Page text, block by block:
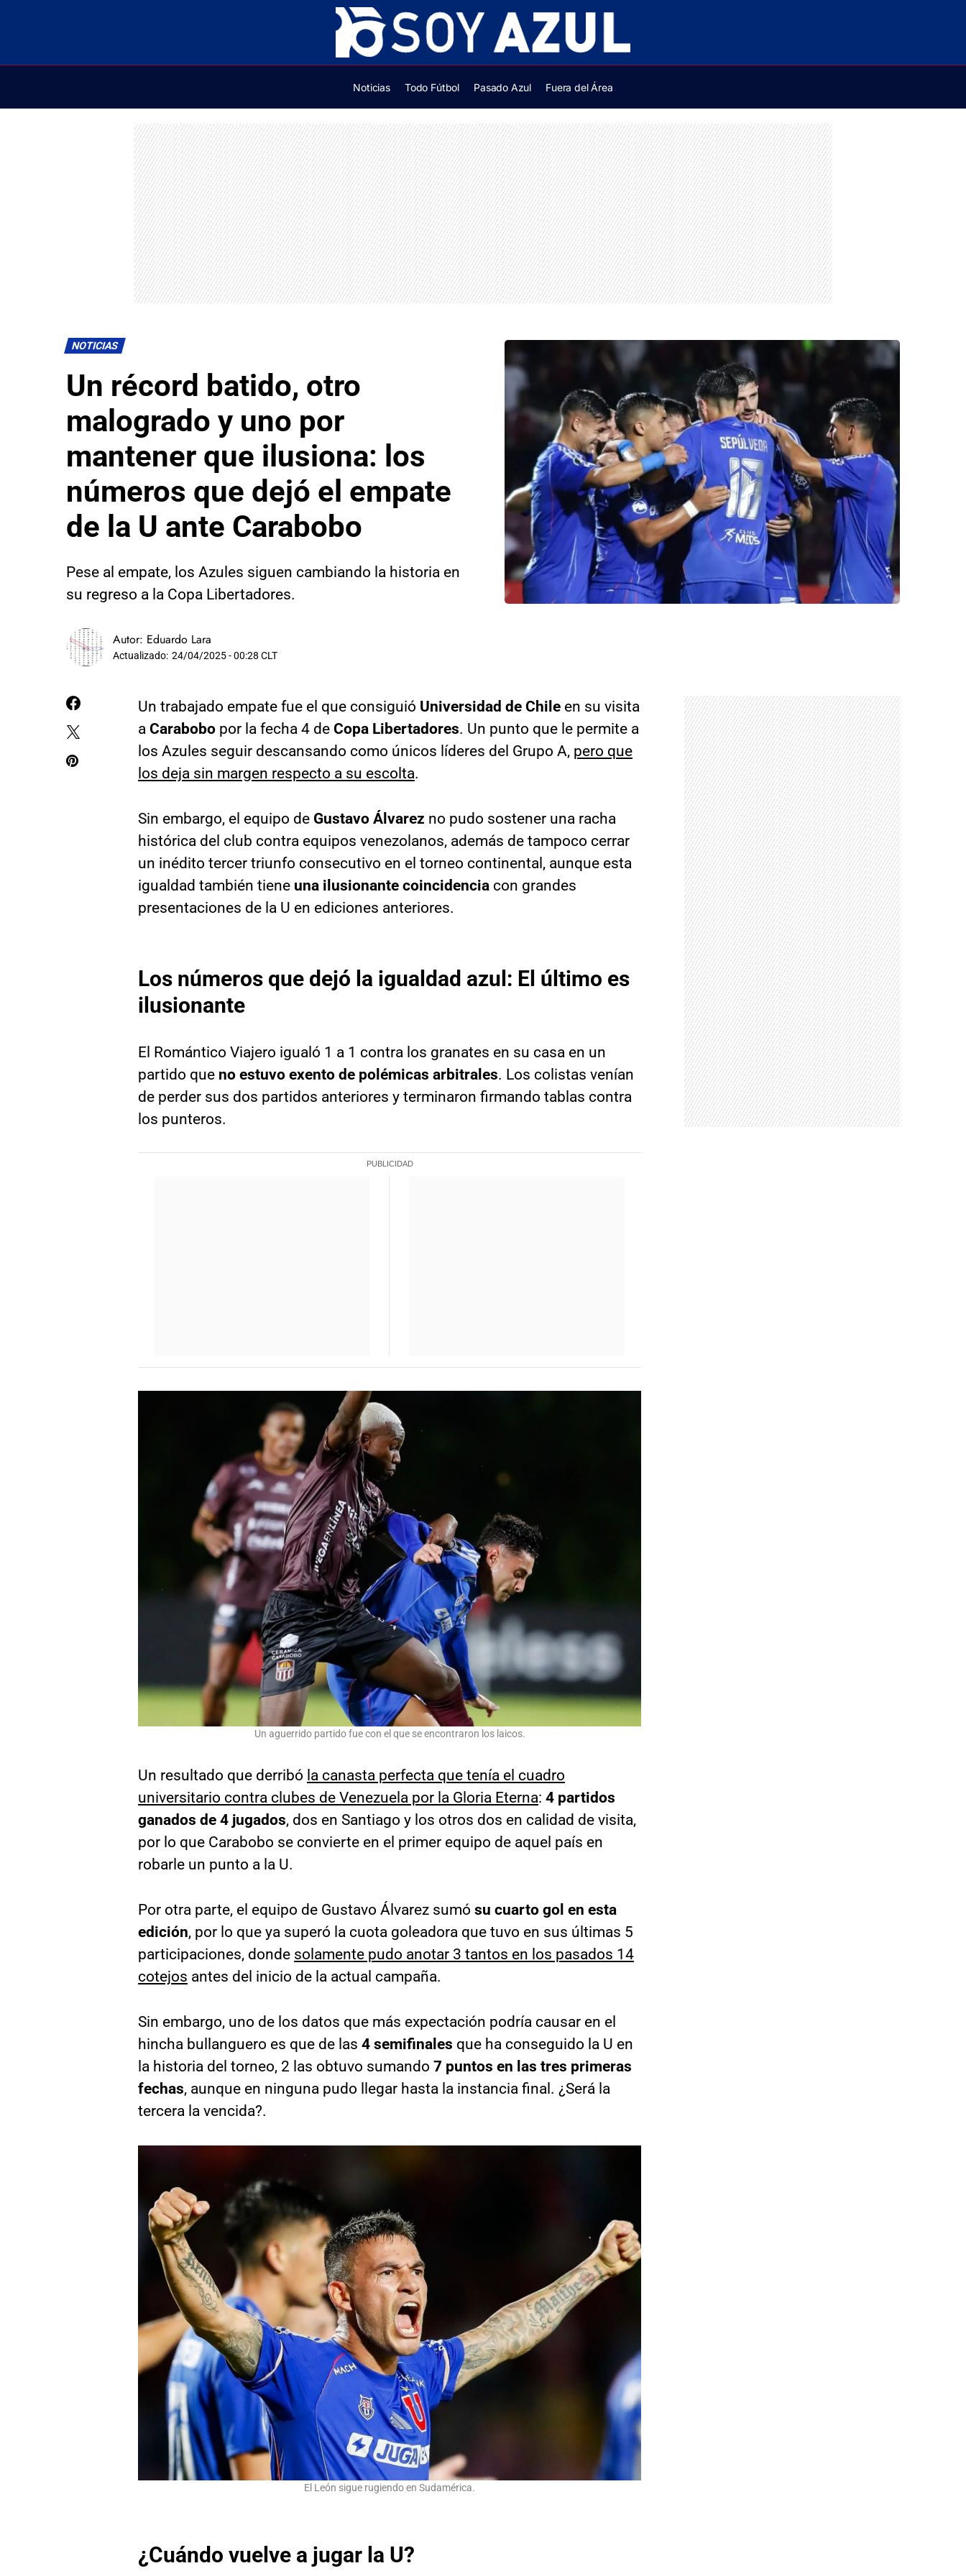
Noticias Todo Fútbol Pasado Azul Fuera del Área
NOTICIAS
Un récord batido, otro
malogrado y uno por
mantener que ilusiona: los
números que dejó el empate
de la U ante Carabobo
Pese al empate, los Azules siguen cambiando la historia en
su regreso a la Copa Libertadores.
Autor: Eduardo Lara
Actualizado: 24/04/2025 - 00:28 CLT
Un trabajado empate fue el que consiguió Universidad de Chile en su visita
a Carabobo por la fecha 4 de Copa Libertadores. Un punto que le permite a
los Azules seguir descansando como únicos líderes del Grupo A, pero que
los deja sin margen respecto a su escolta.
Sin embargo, el equipo de Gustavo Álvarez no pudo sostener una racha
histórica del club contra equipos venezolanos, además de tampoco cerrar
un inédito tercer triunfo consecutivo en el torneo continental, aunque esta
igualdad también tiene una ilusionante coincidencia con grandes
presentaciones de la U en ediciones anteriores.
Los números que dejó la igualdad azul: El último es
ilusionante
El Romántico Viajero igualó 1 a 1 contra los granates en su casa en un
partido que no estuvo exento de polémicas arbitrales. Los colistas venían
de perder sus dos partidos anteriores y terminaron firmando tablas contra
los punteros.
Un aguerrido partido fue con el que se encontraron los laicos.
Un resultado que derribó la canasta perfecta que tenía el cuadro
universitario contra clubes de Venezuela por la Gloria Eterna: 4 partidos
ganados de 4 jugados, dos en Santiago y los otros dos en calidad de visita,
por lo que Carabobo se convierte en el primer equipo de aquel país en
robarle un punto a la U.
Por otra parte, el equipo de Gustavo Álvarez sumó su cuarto gol en esta
edición, por lo que ya superó la cuota goleadora que tuvo en sus últimas 5
participaciones, donde solamente pudo anotar 3 tantos en los pasados 14
cotejos antes del inicio de la actual campaña.
Sin embargo, uno de los datos que más expectación podría causar en el
hincha bullanguero es que de las 4 semifinales que ha conseguido la U en
la historia del torneo, 2 las obtuvo sumando 7 puntos en las tres primeras
fechas, aunque en ninguna pudo llegar hasta la instancia final. ¿Será la
tercera la vencida?.
El León sigue rugiendo en Sudamérica.
¿Cuándo vuelve a jugar la U?